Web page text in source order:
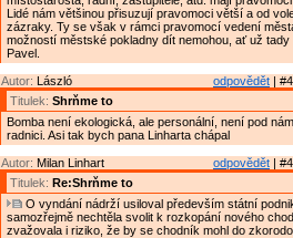
Lidé nám většinou přisuzují pravomoci větší a od
zázraky. Ty se však v rámci pravomocí vedení
možností městské pokladny dít nemohou, ať už tady
Pavel.
odpovědět |
Autor: László
Titulek: Shrňme to
Bomba není ekologická, ale personální, není pod
radnici. Asi tak bych pana Linharta chápal
odpovědět |
Autor: Milan Linhart
Titulek: Re:Shrňme to
O vyndání nádrží usiloval především státní
samozřejmě nechtěla svolit k rozkopání nového
zvažovala i riziko, že by se chodník mohl do